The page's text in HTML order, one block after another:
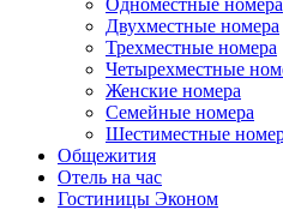
Двухместные номера
Трехместные номера
Четырехместные
Женские номера
Семейные номера
Шестиместные
Общежития
Отель на час
Гостиницы Эконом